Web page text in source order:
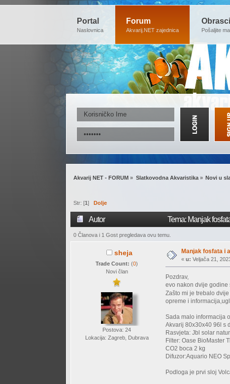
Portal
Naslovnica
Forum
Akvarij.NET zajednica
Obrasci
Pošaljite
Akvarij NET - FORUM » Slatkovodna Akvaristika» Novi u
Str: [1] Dolje
Autor Tema: Manjak
0 Članova i 1 Gost pregledava ovu temu.
sheja
Trade Count:(0)
Novi član
Postova: 24
Lokacija: Zagreb, Dubrava
Manjak fosfata i
«u: Veljača 21,
Pozdrav,
evo nakon dvije
Zašto mi je trebalo
opreme i
Sada malo informacija
Akvarij 80x30x40 96l s
Rasvjeta: Jbl solar
Filter: Oase BioMaster
CO2 boca 2 kg
Difuzor:Aquario NEO
Podloga je prvi sloj